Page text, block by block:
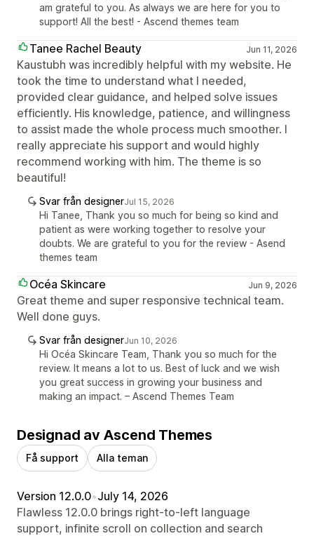
am grateful to you. As always we are here for you to
support! All the best! - Ascend themes team
Tanee Rachel Beauty Jun 11, 2026
Kaustubh was incredibly helpful with my website. He
took the time to understand what I needed,
provided clear guidance, and helped solve issues
efficiently. His knowledge, patience, and willingness
to assist made the whole process much smoother. I
really appreciate his support and would highly
recommend working with him. The theme is so
beautiful!
Svar från designerJul 15, 2026
Hi Tanee, Thank you so much for being so kind and
patient as were working together to resolve your
doubts. We are grateful to you for the review - Asend
themes team
Océa Skincare Jun 9, 2026
Great theme and super responsive technical team.
Well done guys.
Svar från designerJun 10, 2026
Hi Océa Skincare Team, Thank you so much for the
review. It means a lot to us. Best of luck and we wish
you great success in growing your business and
making an impact. – Ascend Themes Team
Designad av Ascend Themes
Få support Alla teman
Version 12.0.0•July 14, 2026
Flawless 12.0.0 brings right-to-left language
support, infinite scroll on collection and search